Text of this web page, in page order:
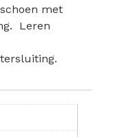
met
Leren